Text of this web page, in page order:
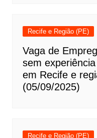
Recife e Região (PE)
Vaga de
sem
em Recife e
(05/09/2025)
Recife e Região (PE)